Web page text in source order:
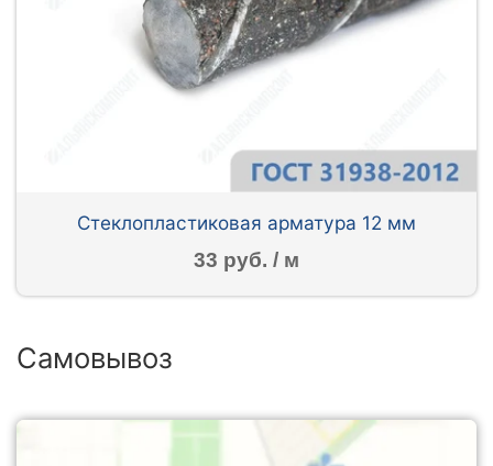
Стеклопластиковая арматура 12 мм
33 руб. / м
Самовывоз